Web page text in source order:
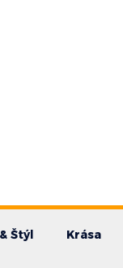
Štýl Krása